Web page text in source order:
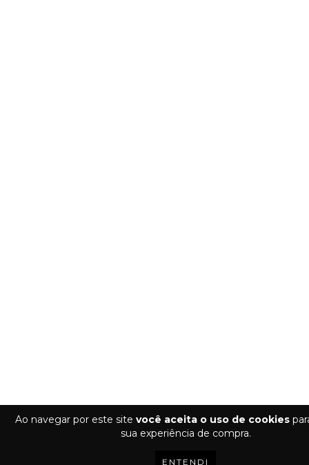
Ao navegar por este site você aceita o uso de cookies
sua experiência de compra.
ENTENDI